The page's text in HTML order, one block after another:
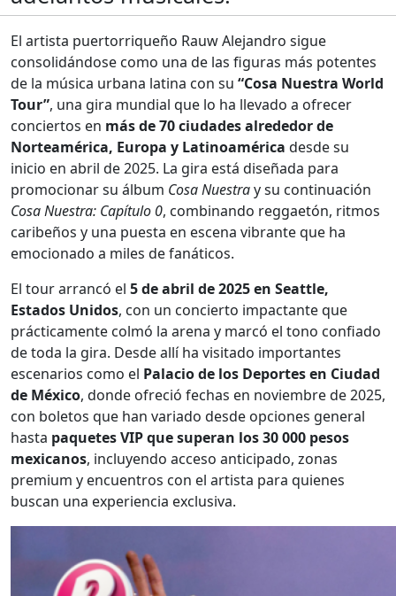
El artista puertorriqueño Rauw Alejandro sigue
consolidándose como una de las figuras más potentes
de la música urbana latina con su “Cosa Nuestra World
Tour”, una gira mundial que lo ha llevado a ofrecer
conciertos en más de 70 ciudades alrededor de
Norteamérica, Europa y Latinoamérica desde su
inicio en abril de 2025. La gira está diseñada para
promocionar su álbum Cosa Nuestray su continuación
Cosa Nuestra: Capítulo 0, combinando reggaetón, ritmos
caribeños y una puesta en escena vibrante que ha
emocionado a miles de fanáticos.
El tour arrancó el 5 de abril de 2025 en Seattle,
Estados Unidos, con un concierto impactante que
prácticamente colmó la arena y marcó el tono confiado
de toda la gira. Desde allí ha visitado importantes
escenarios como el Palacio de los Deportes en Ciudad
de México, donde ofreció fechas en noviembre de 2025,
con boletos que han variado desde opciones general
hasta paquetes VIP que superan los 30 000 pesos
mexicanos, incluyendo acceso anticipado, zonas
premium y encuentros con el artista para quienes
buscan una experiencia exclusiva.